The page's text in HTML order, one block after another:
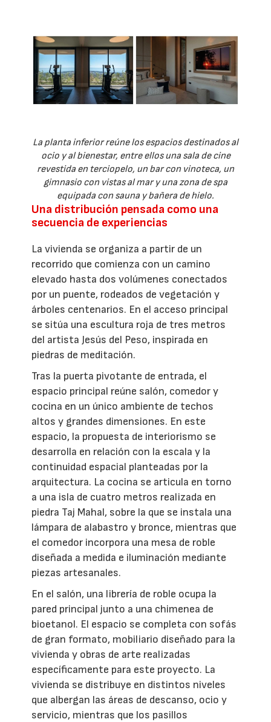
La planta inferior reúne los espacios destinados al
ocio y al bienestar, entre ellos una sala de cine
revestida en terciopelo, un bar con vinoteca, un
gimnasio con vistas al mar y una zona de spa
equipada con sauna y bañera de hielo.
Una distribución pensada como una
secuencia de experiencias
La vivienda se organiza a partir de un
recorrido que comienza con un camino
elevado hasta dos volúmenes conectados
por un puente, rodeados de vegetación y
árboles centenarios. En el acceso principal
se sitúa una escultura roja de tres metros
del artista Jesús del Peso, inspirada en
piedras de meditación.
Tras la puerta pivotante de entrada, el
espacio principal reúne salón, comedor y
cocina en un único ambiente de techos
altos y grandes dimensiones. En este
espacio, la propuesta de interiorismo se
desarrolla en relación con la escala y la
continuidad espacial planteadas por la
arquitectura. La cocina se articula en torno
a una isla de cuatro metros realizada en
piedra Taj Mahal, sobre la que se instala una
lámpara de alabastro y bronce, mientras que
el comedor incorpora una mesa de roble
diseñada a medida e iluminación mediante
piezas artesanales.
En el salón, una librería de roble ocupa la
pared principal junto a una chimenea de
bioetanol. El espacio se completa con sofás
de gran formato, mobiliario diseñado para la
vivienda y obras de arte realizadas
específicamente para este proyecto. La
vivienda se distribuye en distintos niveles
que albergan las áreas de descanso, ocio y
servicio, mientras que los pasillos